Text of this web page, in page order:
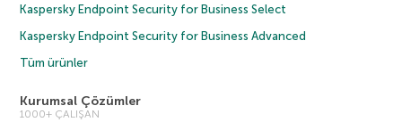
Kaspersky Endpoint Security for Business Select
Kaspersky Endpoint Security for Business Advanced
Tüm ürünler
Kurumsal Çözümler
1000+ ÇALIŞAN